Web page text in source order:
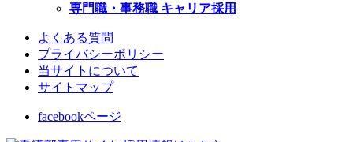
専門職・事務職 キャリア採用
よくある質問
プライバシーポリシー
当サイトについて
サイトマップ
facebookページ